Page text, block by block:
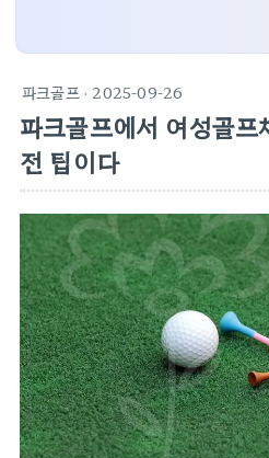
파크골프· 2025-09-26
파크골프에서 여성골프
전 팁이다